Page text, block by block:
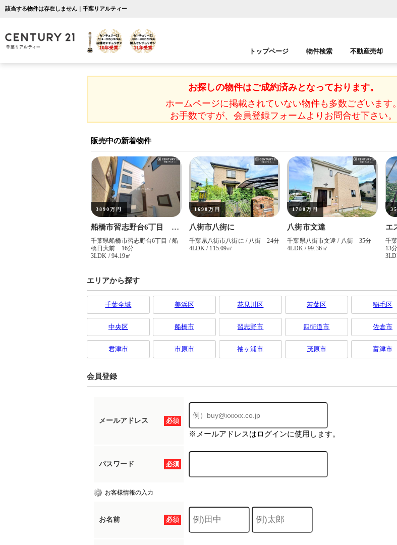
該当する物件は存在しません｜千葉リアルティー
トップページ 物件検索
千葉エリア 木更津エリア
不動産売却
お探しの物件はご成約済みとなっております。
ホームページに掲載されていない物件も多数ございます。
お手数ですが、会員登録フォームよりお問合せ下さい。
エリアから探す
千葉全域 美浜区 花見川区 若葉区 稲毛区
中央区 船橋市 習志野市 四街道市 佐倉市
君津市 市原市 袖ヶ浦市 茂原市 富津市
会員登録
必須
メールアドレス
※メールアドレスはログインに使用します。
必須
パスワード
お客様情報の入力
必須
お名前